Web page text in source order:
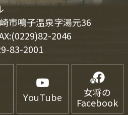
市鳴子温泉字湯元36
2046
83-2001
YouTube
女将の
Facebook